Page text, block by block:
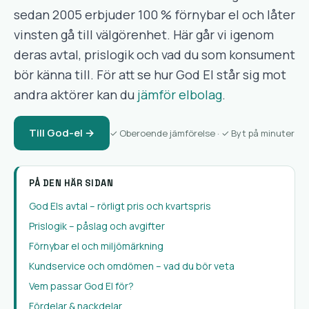
sedan 2005 erbjuder 100 % förnybar el och låter
vinsten gå till välgörenhet. Här går vi igenom
deras avtal, prislogik och vad du som konsument
bör känna till. För att se hur God El står sig mot
andra aktörer kan du jämför elbolag.
Till God-el → ✓ Oberoende jämförelse · ✓ Byt på minuter
PÅ DEN HÄR SIDAN
God Els avtal – rörligt pris och kvartspris
Prislogik – påslag och avgifter
Förnybar el och miljömärkning
Kundservice och omdömen – vad du bör veta
Vem passar God El för?
Fördelar & nackdelar